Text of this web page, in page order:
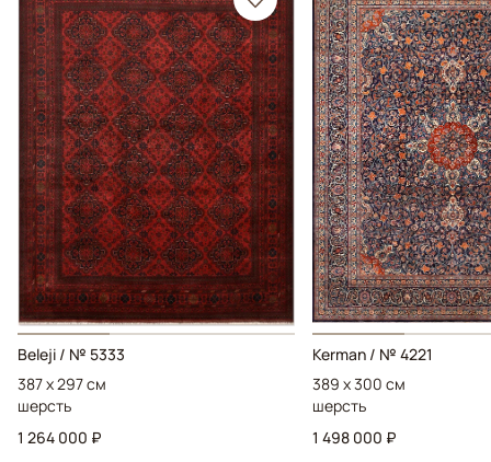
Beleji / № 5333
387 x 297 см
шерсть
1 264 000 ₽
Kerman / № 4221
389 x 300 см
шерсть
1 498 000 ₽